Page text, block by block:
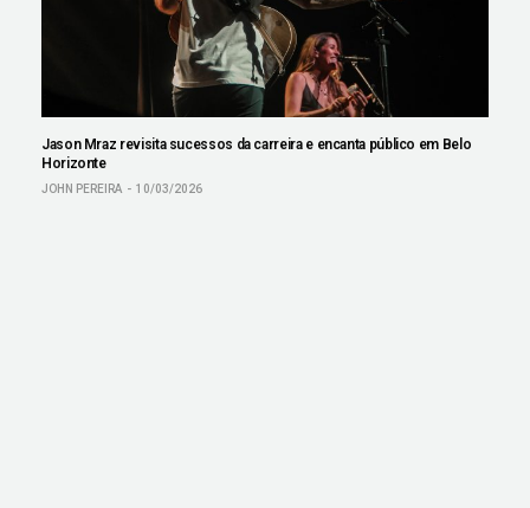
Jason Mraz revisita sucessos da carreira e encanta público em Belo
Horizonte
JOHN PEREIRA 10/03/2026